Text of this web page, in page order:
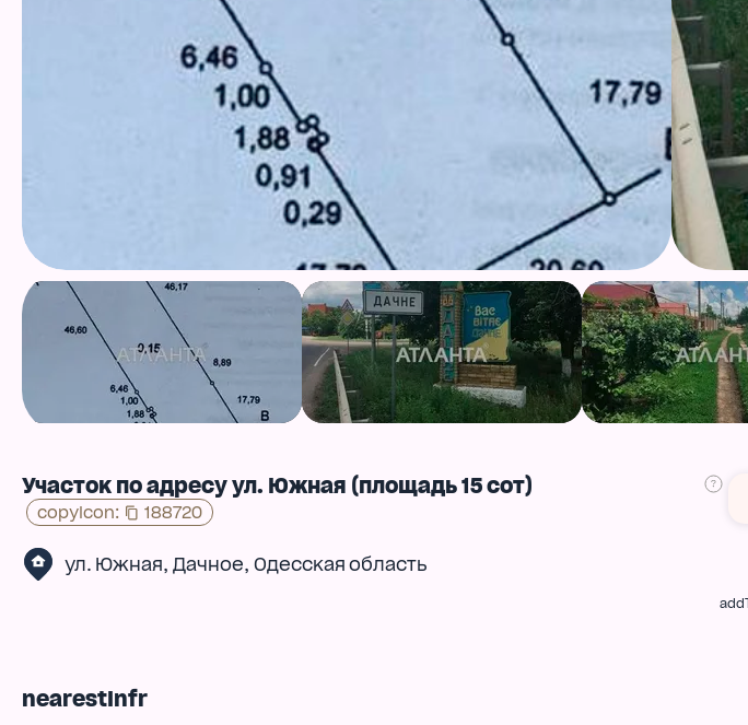
Участок по адресу ул. Южная (площадь 15 сот)
copyIcon: 188720
ул. Южная, Дачное, Одесская область
nearestInfr